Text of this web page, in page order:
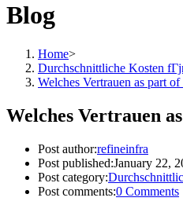
Blog
Home>
Durchschnittliche Kosten
Welches Vertrauen as part
Welches Vertrauen
Post author:refineinfra
Post published:January 22,
Post category:
Post comments:0 Comments